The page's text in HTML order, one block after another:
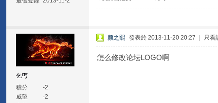
乞丐
積分
-2
威望
-2
颜之熙 發表於 2013-11-20 20:27 只看
怎么修改论坛LOGO啊